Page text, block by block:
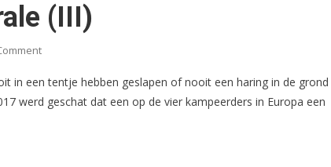
(III)
On
Van
De
in een tentje hebben geslapen of nooit een haring in de grond
werd geschat dat een op de vier kampeerders in Europa een